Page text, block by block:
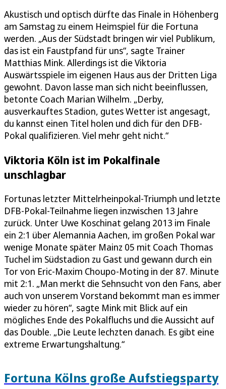
Akustisch und optisch dürfte das Finale in Höhenberg
am Samstag zu einem Heimspiel für die Fortuna
werden. „Aus der Südstadt bringen wir viel Publikum,
das ist ein Faustpfand für uns“, sagte Trainer
Matthias Mink. Allerdings ist die Viktoria
Auswärtsspiele im eigenen Haus aus der Dritten Liga
gewohnt. Davon lasse man sich nicht beeinflussen,
betonte Coach Marian Wilhelm. „Derby,
ausverkauftes Stadion, gutes Wetter ist angesagt,
du kannst einen Titel holen und dich für den DFB-
Pokal qualifizieren. Viel mehr geht nicht.“
Viktoria Köln ist im Pokalfinale
unschlagbar
Fortunas letzter Mittelrheinpokal-Triumph und letzte
DFB-Pokal-Teilnahme liegen inzwischen 13 Jahre
zurück. Unter Uwe Koschinat gelang 2013 im Finale
ein 2:1 über Alemannia Aachen, im großen Pokal war
wenige Monate später Mainz 05 mit Coach Thomas
Tuchel im Südstadion zu Gast und gewann durch ein
Tor von Eric-Maxim Choupo-Moting in der 87. Minute
mit 2:1. „Man merkt die Sehnsucht von den Fans, aber
auch von unserem Vorstand bekommt man es immer
wieder zu hören“, sagte Mink mit Blick auf ein
mögliches Ende des Pokalfluchs und die Aussicht auf
das Double. „Die Leute lechzten danach. Es gibt eine
extreme Erwartungshaltung.“
Fortuna Kölns große Aufstiegsparty